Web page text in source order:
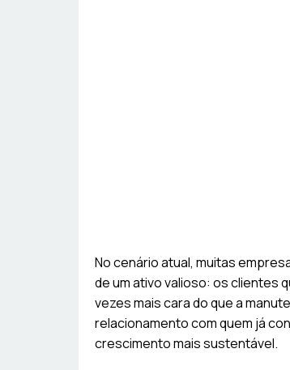
No cenário atual, muitas
de um ativo valioso: os clientes
vezes mais cara do que a
relacionamento com quem já
crescimento mais sustentável.